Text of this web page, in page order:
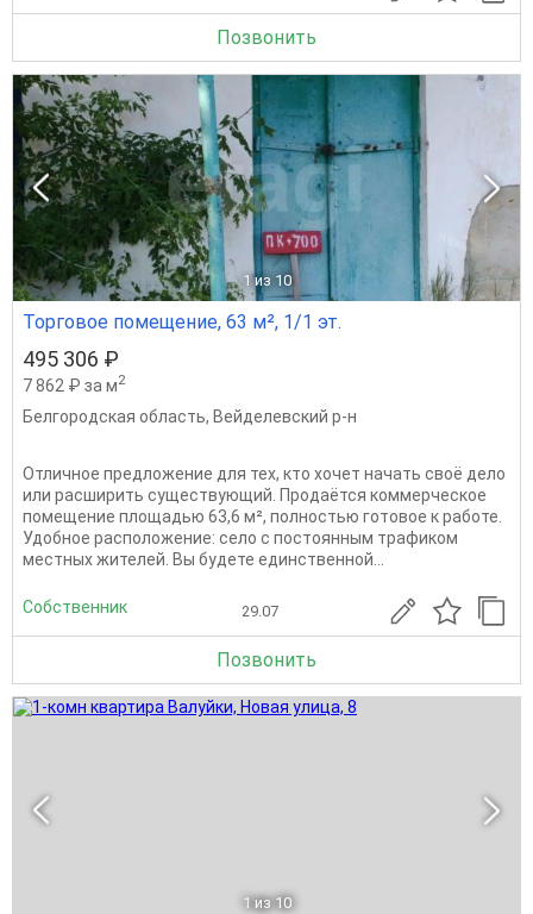
Позвонить
1 из 10
Торговое помещение, 63 м², 1/1 эт.
495 306 ₽
7 862 ₽ за м2
Белгородская область, Вейделевский р-н
Отличное предложение для тех, кто хочет начать своё дело
или расширить существующий. Продаётся коммерческое
помещение площадью 63,6 м², полностью готовое к работе.
Удобное расположение: село с постоянным трафиком
местных жителей. Вы будете единственной...
Собственник 29.07
Позвонить
1 из 10